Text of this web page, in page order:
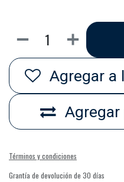
Agregar a
Términos y condiciones
Grantía de devolución de 30 días